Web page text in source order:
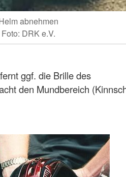
abnehmen
Foto: DRK e.V.
ggf. die Brille des
den Mundbereich